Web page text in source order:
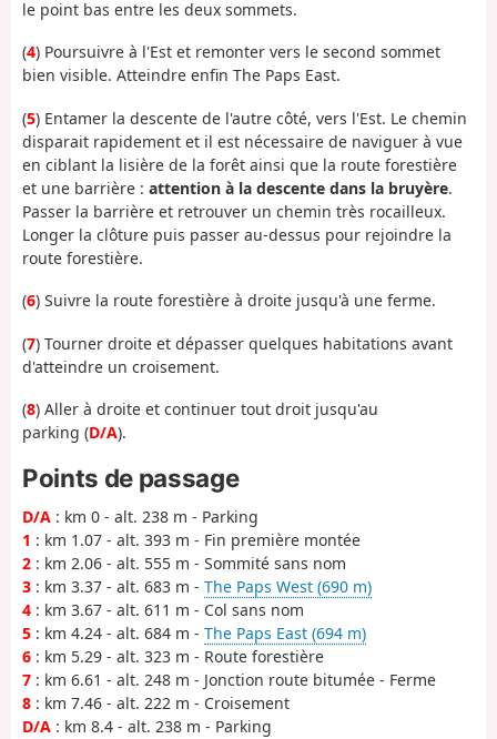
le point bas entre les deux sommets.
(4) Poursuivre à l'Est et remonter vers le second sommet
bien visible. Atteindre enfin The Paps East.
(5) Entamer la descente de l'autre côté, vers l'Est. Le chemin
disparait rapidement et il est nécessaire de naviguer à vue
en ciblant la lisière de la forêt ainsi que la route forestière
et une barrière : attention à la descente dans la bruyère.
Passer la barrière et retrouver un chemin très rocailleux.
Longer la clôture puis passer au-dessus pour rejoindre la
route forestière.
(6) Suivre la route forestière à droite jusqu'à une ferme.
(7) Tourner droite et dépasser quelques habitations avant
d'atteindre un croisement.
(8) Aller à droite et continuer tout droit jusqu'au
parking (D/A).
Points de passage
D/A : km 0 - alt. 238 m - Parking
1 : km 1.07 - alt. 393 m - Fin première montée
2 : km 2.06 - alt. 555 m - Sommité sans nom
3 : km 3.37 - alt. 683 m - The Paps West (690 m)
4 : km 3.67 - alt. 611 m - Col sans nom
5 : km 4.24 - alt. 684 m - The Paps East (694 m)
6 : km 5.29 - alt. 323 m - Route forestière
7 : km 6.61 - alt. 248 m - Jonction route bitumée - Ferme
8 : km 7.46 - alt. 222 m - Croisement
D/A : km 8.4 - alt. 238 m - Parking